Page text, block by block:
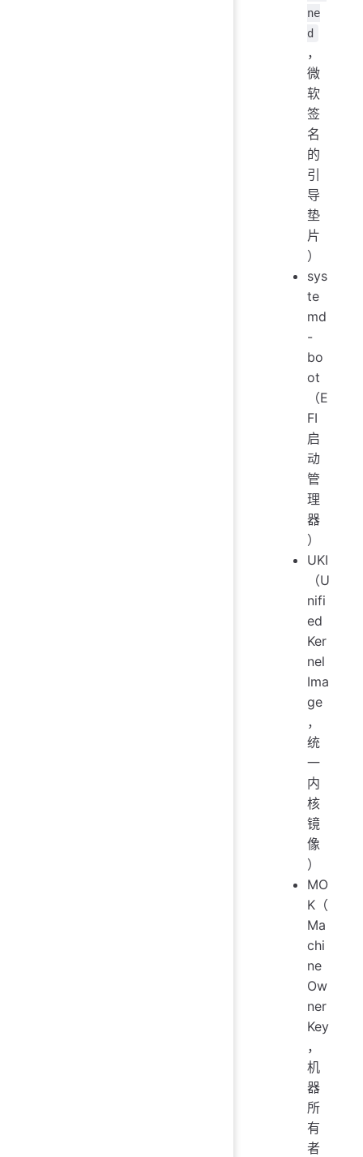
ne
d
，
微
软
签
名
的
引
导
垫
片
）
sys
te
md
-
bo
ot
（E
FI
启
动
管
理
器
）
UKI
（U
nifi
ed
Ker
nel
Ima
ge
，
统
一
内
核
镜
像
）
MO
K（
Ma
chi
ne
Ow
ner
Key
，
机
器
所
有
者